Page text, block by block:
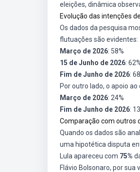
eleições, dinâmica
Evolução das intenções
Os dados da pesquisa
flutuações são evidentes:
Março de 2026: 58%
15 de Junho de 2026:
Fim de Junho de 2026:
Por outro lado, o apoio ao
Março de 2026: 24%
Fim de Junho de 2026:
Comparação com outros
Quando os dados são
uma hipotética disputa
Lula apareceu com 75%
Flávio Bolsonaro, por sua